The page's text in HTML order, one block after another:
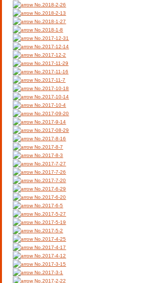
No.2018-2-26
No.2018-2-13
No.2018-1-27
No.2018-1-8
No.2017-12-31
No.2017-12-14
No.2017-12-2
No.2017-11-29
No.2017-11-16
No.2017-11-7
No.2017-10-18
No.2017-10-14
No.2017-10-4
No.2017-09-20
No.2017-9-14
No.2017-08-29
No.2017-8-16
No.2017-8-7
No.2017-8-3
No.2017-7-27
No.2017-7-26
No.2017-7-20
No.2017-6-29
No.2017-6-20
No.2017-6-5
No.2017-5-27
No.2017-5-19
No.2017-5-2
No.2017-4-25
No.2017-4-17
No.2017-4-12
No.2017-3-15
No.2017-3-1
No.2017-2-22